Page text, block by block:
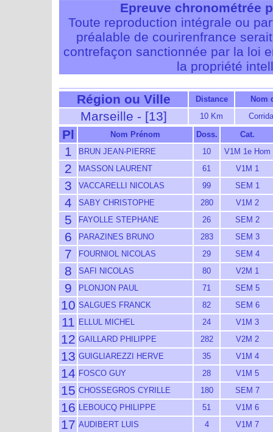
Epreuve chronométrée
Toute reproduction intégrale ou
préalable de courirenfrance
contrefaçon sanctionnée par la loi
la propriété
Région ou Ville Distance Nom
Marseille - [13] 10 Km
Pl Nom Prénom Doss. Cat.
1 BRUN JEAN-PIERRE 10 V1M 1e Hom
2 MASSON LAURENT 61 V1M 1
3 VACCARELLI NICOLAS 99 SEM 1
4 SABY CHRISTOPHE 280 V1M 2
5 FAYOLLE STEPHANE 26 SEM 2
6 PARAZINES BRUNO 283 SEM 3
7 FOURNIOL NICOLAS 29 SEM 4
8 SAFI NICOLAS 80 V2M 1
9 PLONJON PAUL 71 SEM 5
10 SALGUES FRANCK 82 SEM 6
11 ELLUL MICHEL 24 V1M 3
12 GAILLARD PHILIPPE 282 V2M 2
13 GUIGLIAREZZI HERVE 35 V1M 4
14 FOSCO GUY 28 V1M 5
15 CHOSSEGROS CYRILLE 180 SEM 7
16 LEBOUCQ PHILIPPE 51 V1M 6
17 AUDIBERT LUIS 4 V1M 7